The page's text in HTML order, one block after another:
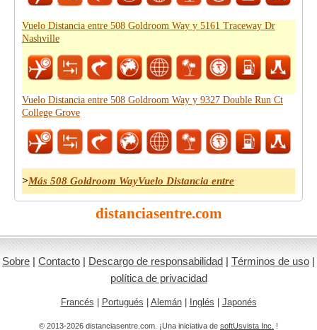
Vuelo Distancia entre 508 Goldroom Way y 5161 Traceway Dr
Nashville
Vuelo Distancia entre 508 Goldroom Way y 9327 Double Run Ct
College Grove
>Más 508 Goldroom WayVuelo Distancia entre
distanciasentre.com
Sobre | Contacto | Descargo de responsabilidad | Términos de uso |
política de privacidad
Francés Portugués Alemán| Inglés Japonés
© 2013-2026 distanciasentre.com. ¡Una iniciativa de softUsvista Inc. !